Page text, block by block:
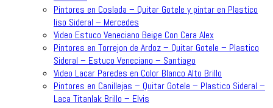
Pintores en Coslada – Quitar Gotele y pintar en Plastico
liso Sideral – Mercedes
Video Estuco Veneciano Beige Con Cera Alex
Pintores en Torrejon de Ardoz – Quitar Gotele – Plastico
Sideral – Estuco Veneciano – Santiago
Video Lacar Paredes en Color Blanco Alto Brillo
Pintores en Canillejas – Quitar Gotele – Plastico Sideral –
Laca Titanlak Brillo – Elvis